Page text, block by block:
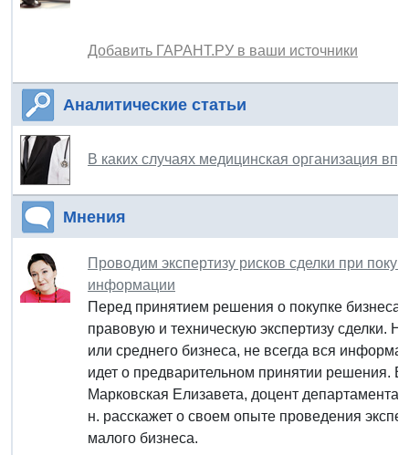
Добавить ГАРАНТ.РУ в ваши источники
Аналитические статьи
В каких случаях медицинская организация
Мнения
Проводим экспертизу рисков сделки при
информации
Перед принятием решения о покупке
правовую и техническую экспертизу сделки.
или среднего бизнеса, не всегда вся
идет о предварительном принятии решения. В
Марковская Елизавета, доцент
н. расскажет о своем опыте проведения
малого бизнеса.